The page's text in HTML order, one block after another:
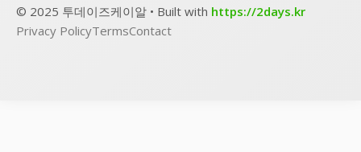
© 2025 투데이즈케이알 • Built with https://2days.kr
Privacy PolicyTermsContact